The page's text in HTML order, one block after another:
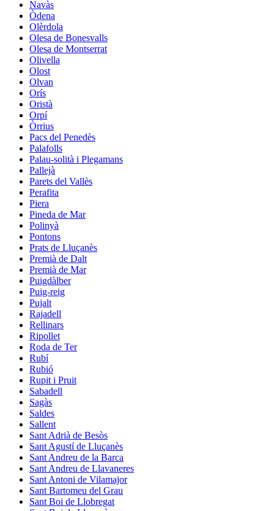
Navàs
Òdena
Olèrdola
Olesa de Bonesvalls
Olesa de Montserrat
Olivella
Olost
Olvan
Orís
Oristà
Orpí
Òrrius
Pacs del Penedès
Palafolls
Palau-solità i Plegamans
Pallejà
Parets del Vallès
Perafita
Piera
Pineda de Mar
Polinyà
Pontons
Prats de Lluçanès
Premià de Dalt
Premià de Mar
Puigdàlber
Puig-reig
Pujalt
Rajadell
Rellinars
Ripollet
Roda de Ter
Rubí
Rubió
Rupit i Pruit
Sabadell
Sagàs
Saldes
Sallent
Sant Adrià de Besòs
Sant Agustí de Lluçanès
Sant Andreu de la Barca
Sant Andreu de Llavaneres
Sant Antoni de Vilamajor
Sant Bartomeu del Grau
Sant Boi de Llobregat